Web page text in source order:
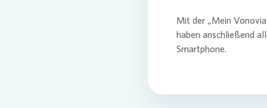
Mit der „Mein Vonovia
haben anschließend
Smartphone.